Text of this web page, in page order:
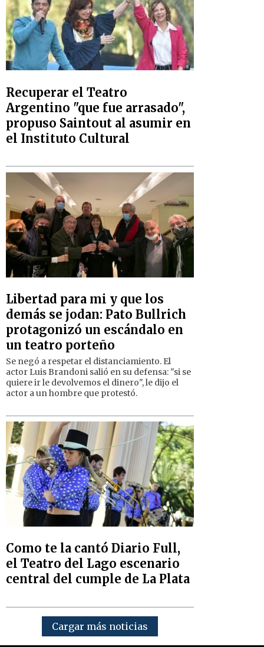
Recuperar el Teatro
Argentino "que fue arrasado",
propuso Saintout al asumir en
el Instituto Cultural
Libertad para mi y que los
demás se jodan: Pato Bullrich
protagonizó un escándalo en
un teatro porteño
Se negó a respetar el distanciamiento. El
actor Luis Brandoni salió en su defensa: "si se
quiere ir le devolvemos el dinero", le dijo el
actor a un hombre que protestó.
Como te la cantó Diario Full,
el Teatro del Lago escenario
central del cumple de La Plata
Cargar más noticias